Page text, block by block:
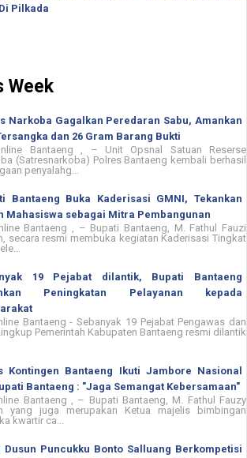
Pilkada
Week
Narkoba Gagalkan Peredaran Sabu, Amankan
dan 26 Gram Barang Bukti
Bantaeng , – Unit Opsnal Satuan Reserse
(Satresnarkoba) Polres Bantaeng kembali berhasil
penyalahg...
Bantaeng Buka Kaderisasi GMNI, Tekankan
Mahasiswa sebagai Mitra Pembangunan
Bantaeng , – Bupati Bantaeng, M. Fathul Fauzi
secara resmi membuka kegiatan Kaderisasi Tingkat
19 Pejabat dilantik, Bupati Bantaeng
Peningkatan Pelayanan kepada
Bantaeng - Sebanyak 19 Pejabat Pengawas dan
Pemerintah Kabupaten Bantaeng resmi dilantik
Kontingen Bantaeng Ikuti Jambore Nasional
Bantaeng : "Jaga Semangat Kebersamaan"
Bantaeng , – Bupati Bantaeng, M. Fathul Fauzy
yang juga merupakan Ketua majelis bimbingan
kwartir ca...
Dusun Puncukku Bonto Salluang Berkompetisi